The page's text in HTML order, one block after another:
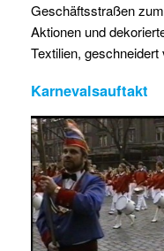
Geschäftsstraßen
Aktionen und
Textilien,
Karnevalsauftakt